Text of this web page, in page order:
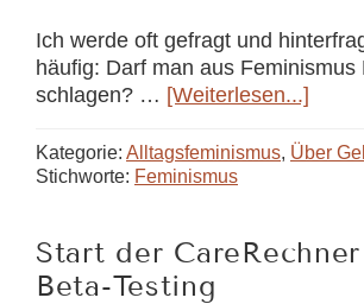
Ich werde oft gefragt und
häufig: Darf man aus Feminismus
schlagen? … [Weiterlesen...]
mit
Kategorie: Alltagsfeminismus, Über
Stichworte: Feminismus
Start der
Beta-Testing